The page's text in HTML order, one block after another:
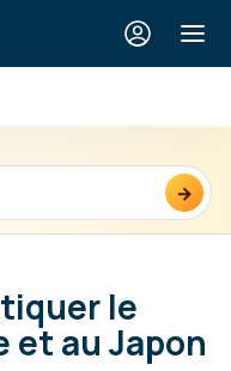
→
le
et au Japon